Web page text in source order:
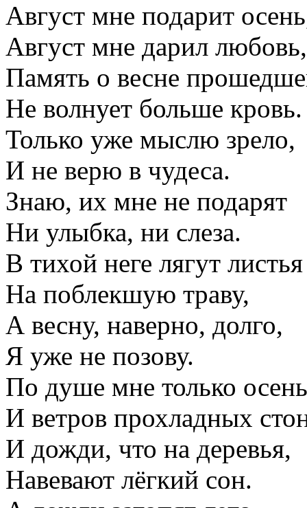
Август мне подарит
Август мне дарил любовь,
Память о весне
Не волнует больше кровь.
Только уже мыслю зрело,
И не верю в чудеса.
Знаю, их мне не подарят
Ни улыбка, ни слеза.
В тихой неге лягут листья
На поблекшую траву,
А весну, наверно, долго,
Я уже не позову.
По душе мне только
И ветров прохладных
И дожди, что на деревья,
Навевают лёгкий сон.